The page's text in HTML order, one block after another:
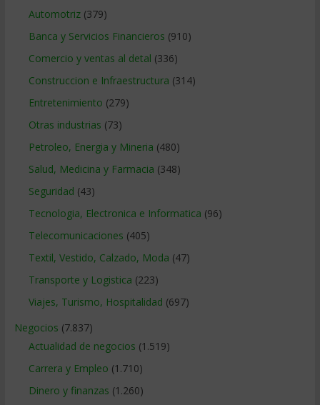
Automotriz(379)
Banca y Servicios Financieros (910)
Comercio y ventas al detal (336)
Construccion e Infraestructura (314)
Entretenimiento (279)
Otras industrias (73)
Petroleo, Energia y Mineria (480)
Salud, Medicina y Farmacia (348)
Seguridad (43)
Tecnologia, Electronica e Informatica (96)
Telecomunicaciones (405)
Textil, Vestido, Calzado, Moda (47)
Transporte y Logistica (223)
Viajes, Turismo, Hospitalidad (697)
Negocios (7.837)
Actualidad de negocios (1.519)
Carrera y Empleo (1.710)
Dinero y finanzas (1.260)